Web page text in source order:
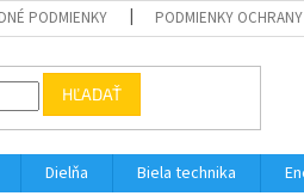
PODMIENKY PODMIENKY OCHRANY
HĽADAŤ
Dielňa Biela technika